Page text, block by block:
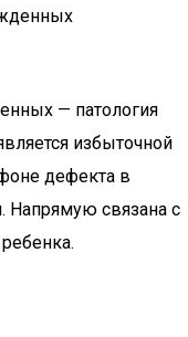
— патология
избыточной
дефекта в
Напрямую связана с